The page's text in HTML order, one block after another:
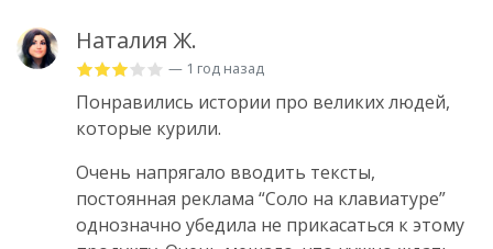
Наталия Ж.
— 1 год назад
Понравились истории про великих людей,
которые курили.
Очень напрягало вводить тексты,
постоянная реклама “Соло на клавиатуре”
однозначно убедила не прикасаться к этому